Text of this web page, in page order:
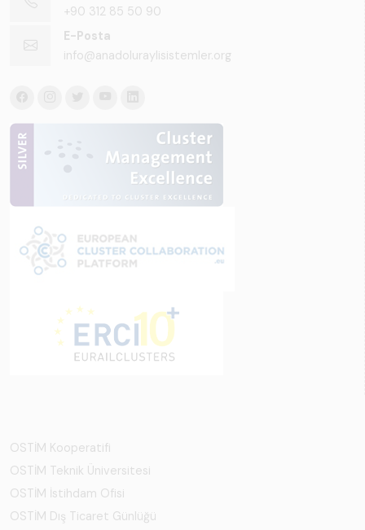
+90 312 85 50 90
E-Posta
info@anadoluraylisistemler.org
OSTİM Kooperatifi
OSTİM Teknik Üniversitesi
OSTİM İstihdam Ofisi
OSTİM Dış Ticaret Günlüğü